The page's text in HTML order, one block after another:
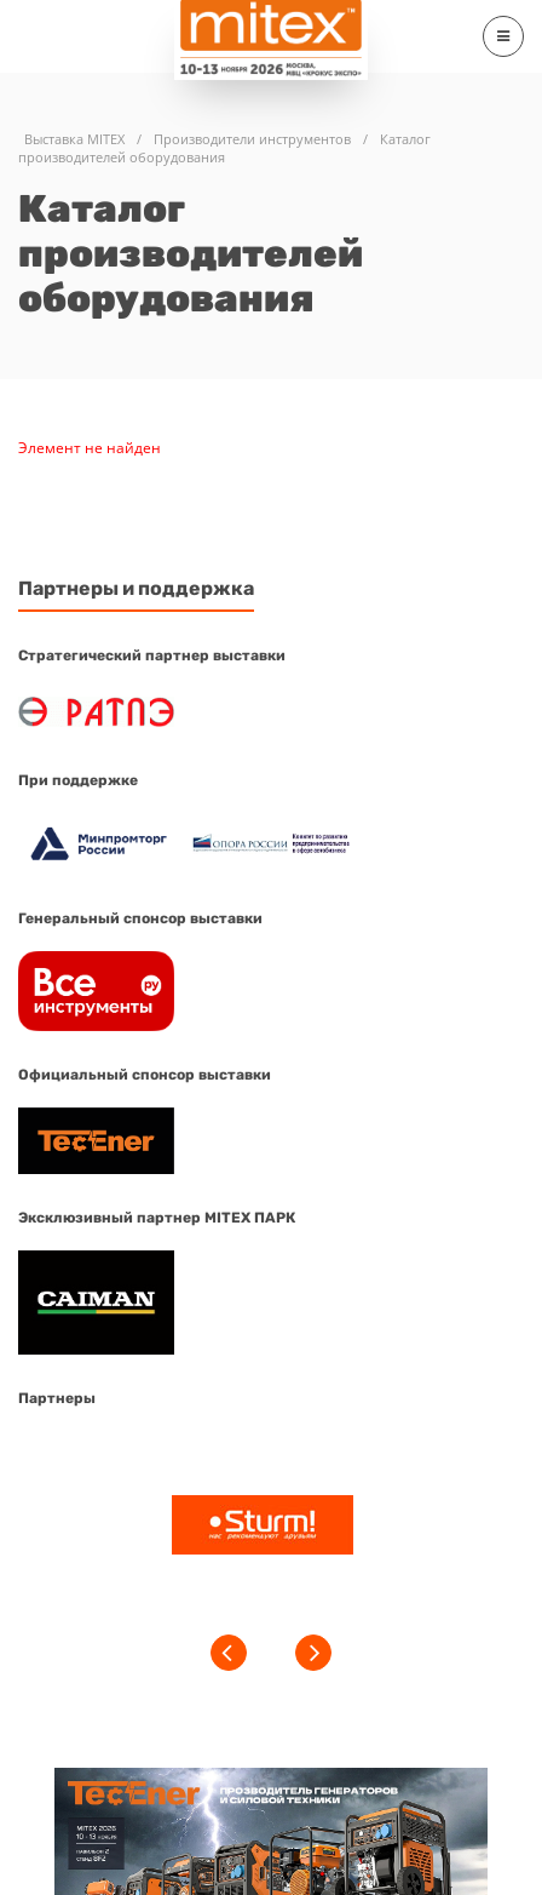
Выставка MITEX / Производители инструментов /
Каталог
производителей оборудования
Каталог
производителей
оборудования
Элемент не найден
Партнеры и поддержка
Стратегический партнер выставки
При поддержке
Генеральный спонсор выставки
Официальный спонсор выставки
Эксклюзивный партнер MITEX ПАРК
Партнеры